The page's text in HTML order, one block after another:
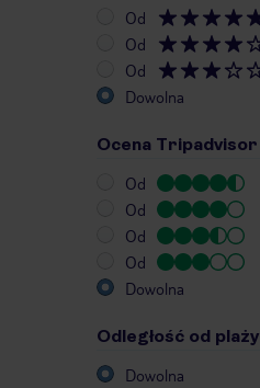
Od
Od
Od
Dowolna
Ocena Tripadvisor
Od
Od
Od
Od
Dowolna
Odległość od plaży
Dowolna